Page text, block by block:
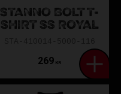
STANNO BOLT T-
SHIRT SS ROYAL
269 KR